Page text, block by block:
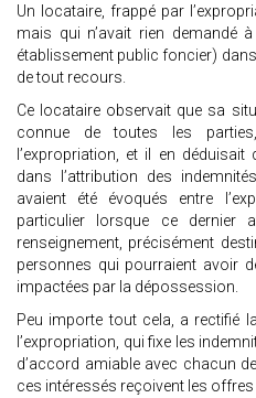
Un locataire, frappé par
mais qui n’avait rien demandé
établissement public foncier)
de tout recours.
Ce locataire observait que sa
connue de toutes les
l’expropriation, et il en
dans l’attribution des
avaient été évoqués entre
particulier lorsque ce dernier
renseignement, précisément
personnes qui pourraient avoir
impactées par la dépossession.
Peu importe tout cela, a rectifié
l’expropriation, qui fixe les
d’accord amiable avec chacun
ces intéressés reçoivent les